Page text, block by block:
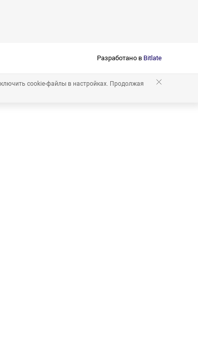
Разработано в Bitlate
cookie-файлы в настройках. Продолжая